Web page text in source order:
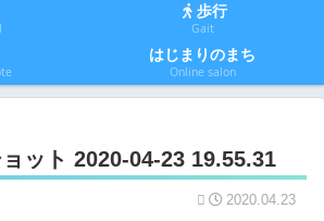
歩行
Gait
はじまりのまち
Online salon
ット 2020-04-23 19.55.31
2020.04.23